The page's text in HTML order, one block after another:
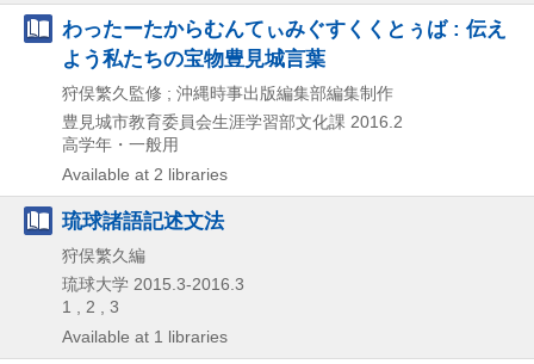
わったーたからむんてぃみぐすくくとぅば : 伝え
よう私たちの宝物豊見城言葉
狩俣繁久監修 ; 沖縄時事出版編集部編集制作
豊見城市教育委員会生涯学習部文化課 2016.2
高学年・一般用
Available at 2 libraries
琉球諸語記述文法
狩俣繁久編
琉球大学 2015.3-2016.3
1 , 2 , 3
Available at 1 libraries